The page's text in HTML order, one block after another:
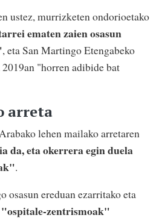
ustez, murrizketen ondorioetako
ematen zaien osasun
, eta San Martingo Etengabeko
"horren adibide bat
arreta
lehen mailako arretaren
da, eta okerrera egin duela
.
osasun ereduan ezarritako eta
"ospitale-zentrismoak"